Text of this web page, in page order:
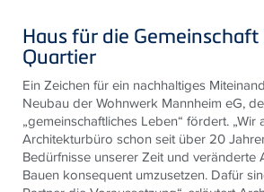
Haus für die
Quartier
Ein Zeichen für ein nachhaltiges
Neubau der Wohnwerk Mannheim eG,
„gemeinschaftliches Leben“ fördert. „Wir
Architekturbüro schon seit über 20
Bedürfnisse unserer Zeit und veränderte
Bauen konsequent umzusetzen. Dafür